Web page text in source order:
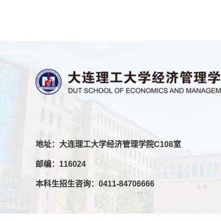
地址：大连理工大学经济管理学院C108室
邮编：116024
本科生招生咨询：0411-84706666